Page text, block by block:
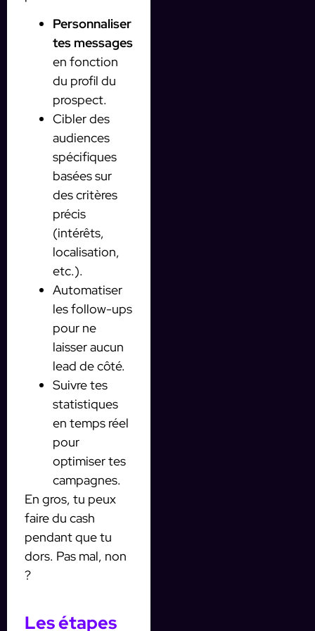
Personnaliser
tes messages
en fonction
du profil du
prospect.
Cibler des
audiences
spécifiques
basées sur
des critères
précis
(intérêts,
localisation,
etc.).
Automatiser
les follow-ups
pour ne
laisser aucun
lead de côté.
Suivre tes
statistiques
en temps réel
pour
optimiser tes
campagnes.
En gros, tu peux
faire du cash
pendant que tu
dors. Pas mal, non
?
Les étapes